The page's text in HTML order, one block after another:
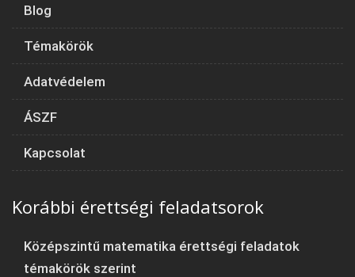
Blog
Témakörök
Adatvédelem
ÁSZF
Kapcsolat
Korábbi érettségi feladatsorok
Középszintű matematika érettségi feladatok
témakörök szerint